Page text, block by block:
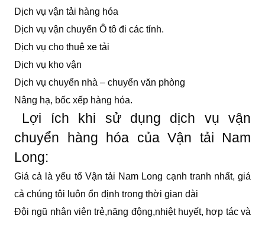
Dịch vụ vận tải hàng hóa
Dịch vụ vận chuyển Ô tô đi các tỉnh.
Dịch vụ cho thuê xe tải
Dịch vụ kho vận
Dịch vụ chuyển nhà – chuyển văn phòng
Nâng hạ, bốc xếp hàng hóa.
Lợi ích khi sử dụng dịch vụ vận
chuyển hàng hóa của Vận tải Nam
Long:
Giá cả là yếu tố Vận tải Nam Long cạnh tranh nhất, giá
cả chúng tôi luôn ổn định trong thời gian dài
Đội ngũ nhân viên trẻ,năng động,nhiệt huyết, hợp tác và